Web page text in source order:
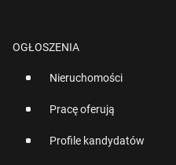
OGŁOSZENIA
Nieruchomości
Pracę oferują
Profile kandydatów